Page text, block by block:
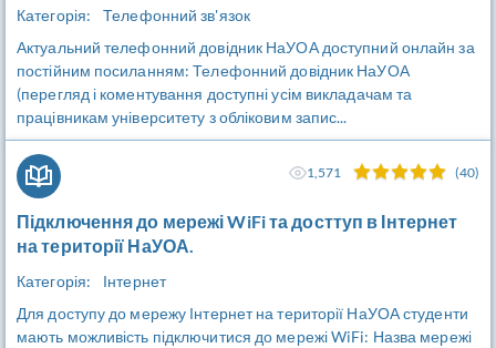
Категорія:
Телефонний зв'язок
Актуальний телефонний довідник НаУОА доступний онлайн за
постійним посиланням: Телефонний довідник НаУОА
(перегляд і коментування доступні усім викладачам та
працівникам університету з обліковим запис...
Підключення до мережі WiFi та досттуп в Інтернет
на території НаУОА.
Категорія:
Інтернет
Для доступу до мережу Інтернет на території НаУОА студенти
мають можливість підключитися до мережі WiFi: Назва мережі
1,571 (40)